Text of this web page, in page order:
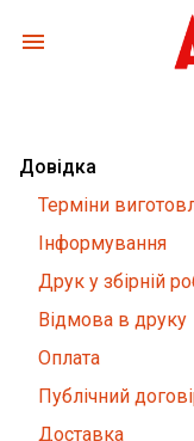
menu
Довідка
Терміни
Інформування
Друк у збірній
Відмова в друку
Оплата
Публічний
Доставка